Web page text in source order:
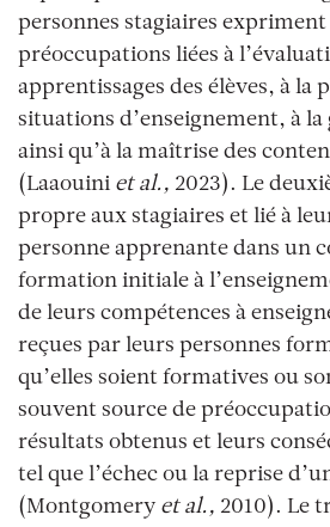
personnes stagiaires expriment
préoccupations liées à
apprentissages des élèves, à la
situations d’enseignement, à la
ainsi qu’à la maîtrise des
(Laaouini et al., 2023). Le
propre aux stagiaires et lié à
personne apprenante dans un
formation initiale à
de leurs compétences à
reçues par leurs personnes
qu’elles soient formatives ou
souvent source de
résultats obtenus et leurs
tel que l’échec ou la reprise
(Montgomery et al., 2010). Le